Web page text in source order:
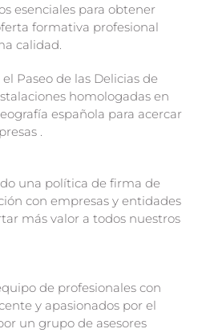
esenciales para obtener
formativa profesional
calidad.
Paseo de las Delicias de
homologadas en
española para acercar
.
una política de firma de
con empresas y entidades
más valor a todos nuestros
de profesionales con
y apasionados por el
un grupo de asesores